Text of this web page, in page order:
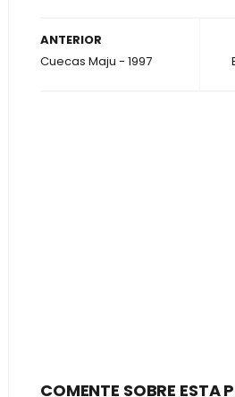
ANTERIOR
Cuecas Maju - 1997
COMENTE SOBRE ESTA